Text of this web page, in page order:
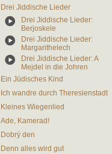
Drei Jiddische Lieder
Drei Jiddische Lieder:
Berjoskele
Drei Jiddische Lieder:
Margarithelech
Drei Jiddische Lieder: A
Mejdel in die Johren
Ein Jüdisches Kind
Ich wandre durch Theresienstadt
Kleines Wiegenlied
Ade, Kamerad!
Dobrý den
Denn alles wird gut